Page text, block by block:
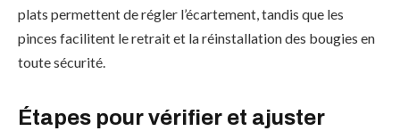
plats permettent de régler l’écartement, tandis que les
pinces facilitent le retrait et la réinstallation des bougies en
toute sécurité.
Étapes pour vérifier et ajuster